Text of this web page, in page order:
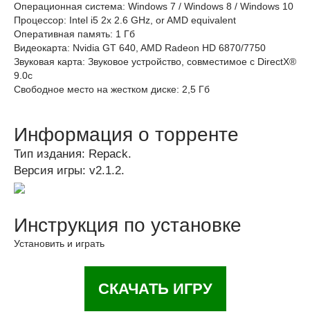
Операционная система: Windows 7 / Windows 8 / Windows 10
Процессор: Intel i5 2x 2.6 GHz, or AMD equivalent
Оперативная память: 1 Гб
Видеокарта: Nvidia GT 640, AMD Radeon HD 6870/7750
Звуковая карта: Звуковое устройство, совместимое с DirectX®
9.0с
Свободное место на жестком диске: 2,5 Гб
Информация о торренте
Тип издания: Repack.
Версия игры: v2.1.2.
Инструкция по установке
Установить и играть
СКАЧАТЬ ИГРУ